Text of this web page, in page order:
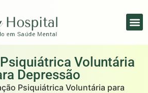
Voluntária
Depressão
Psiquiátrica Voluntária para